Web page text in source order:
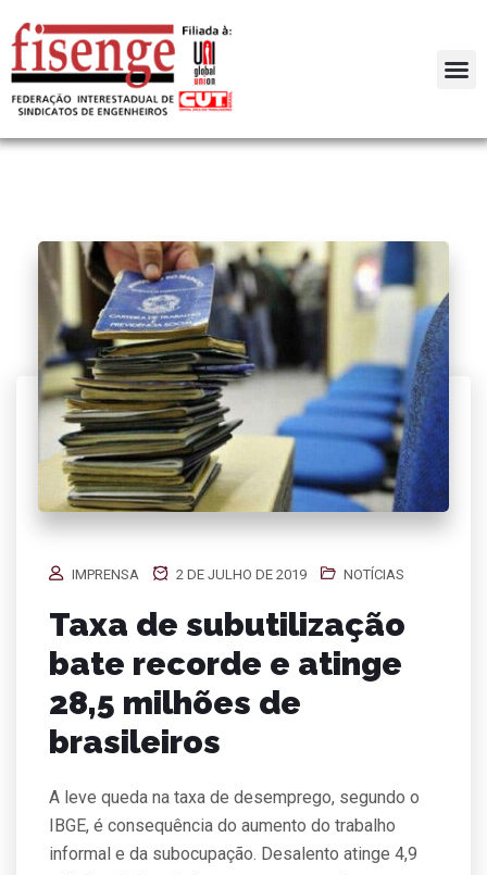
IMPRENSA 2 DE JULHO DE 2019 NOTÍCIAS
Taxa de subutilização
bate recorde e atinge
28,5 milhões de
brasileiros
A leve queda na taxa de desemprego, segundo o
IBGE, é consequência do aumento do trabalho
informal e da subocupação. Desalento atinge 4,9